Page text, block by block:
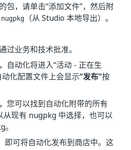
包，请单击“添加文件”，然后附
nugpkg
（从 Studio 本地导出）。
过业务和技术批准。
自动化将进入“活动 - 正在生
化配置文件上会显示“发布”按
您可以找到自动化附带的所有
现有 nugpkg 中选择，也可以
即可将自动化发布到商店中。这